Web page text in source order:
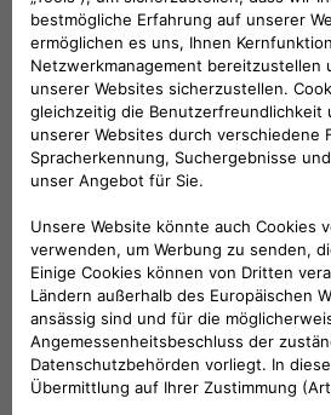
Haustier bei der Fahrt in einem
Lkw. Das eine Ende wird direkt
Gurtschloss im Fahrzeug, das
Geschirr des Haustieres
Länge: 35 bis 65 cm,
Breite: 2,5 cm, schwarz
und POM-Kunststoff Geeignet
mittelgroße und große Hunde
KOMPATIBLE FAHRZEUGE